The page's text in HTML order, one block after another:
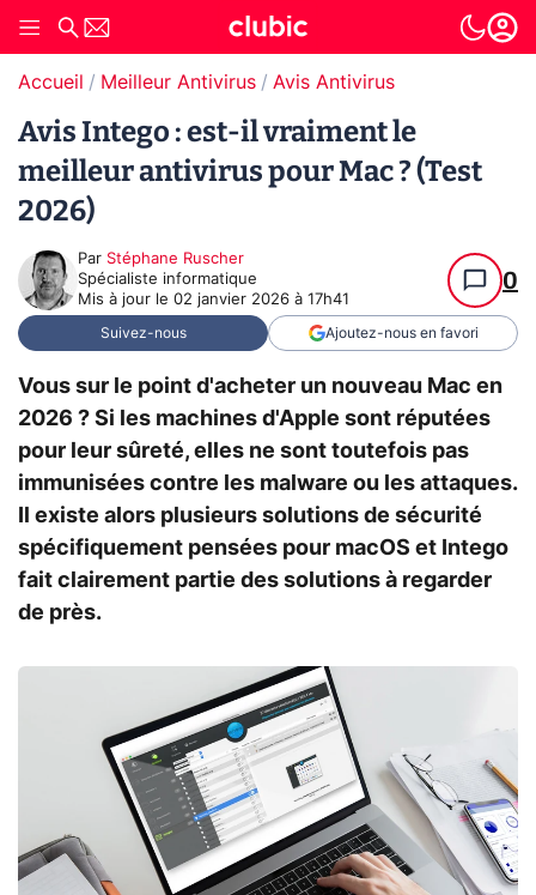
Accueil Meilleur Antivirus Avis Antivirus
Avis Intego : est-il vraiment le
meilleur antivirus pour Mac ? (Test
2026)
Par Stéphane Ruscher
Spécialiste informatique
Mis à jour le 02 janvier 2026 à 17h41
0
Suivez-nous Ajoutez-nous en favori
Vous sur le point d'acheter un nouveau Mac en
2026 ? Si les machines d'Apple sont réputées
pour leur sûreté, elles ne sont toutefois pas
immunisées contre les malware ou les attaques.
Il existe alors plusieurs solutions de sécurité
spécifiquement pensées pour macOS et Intego
fait clairement partie des solutions à regarder
de près.